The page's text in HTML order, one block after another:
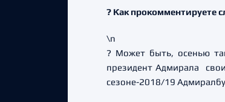
? Как прокомментируете
\n
? Может быть, осенью
президент Адмирала
сезоне-2018/19